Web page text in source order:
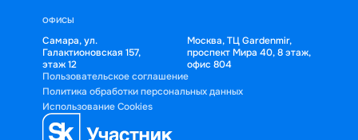
ОФИСЫ
Самара, ул.
Галактионовская 157,
этаж 12
Москва, ТЦ Gardenmir,
проспект Мира 40, 8 этаж,
офис 804
Пользовательское соглашение
Политика обработки персональных данных
Использование Cookies